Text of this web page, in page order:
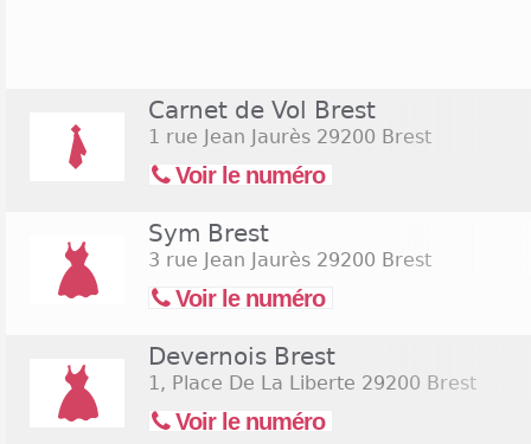
Carnet de Vol Brest
1 rue Jean Jaurès 29200 Brest
Voir le numéro
Sym Brest
3 rue Jean Jaurès 29200 Brest
Voir le numéro
Devernois Brest
1, Place De La Liberte 29200 Brest
Voir le numéro